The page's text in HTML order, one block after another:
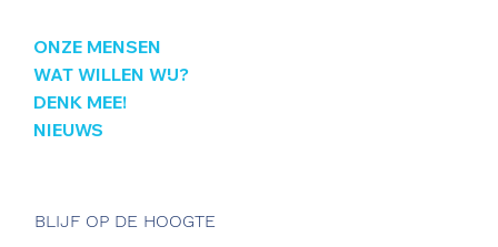
ONZE MENSEN
WAT WILLEN WIJ?
DENK MEE!
NIEUWS
BLIJF OP DE HOOGTE